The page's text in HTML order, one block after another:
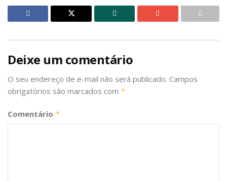
Deixe um comentário
O seu endereço de e-mail não será publicado. Campos
obrigatórios são marcados com *
Comentário *